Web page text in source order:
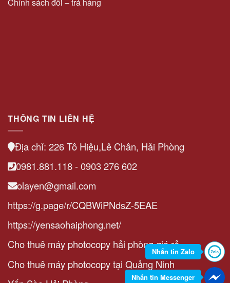
Tại
THÔNG TIN LIÊN HỆ
Địa chỉ: 226 Tô Hiệu,Lê Chân, Hải Phòng
0981.881.118 - 0903 276 602
olayen@gmail.com
https://g.page/r/CQBWiPNdsZ-5EAE
https://yensaohaiphong.net/
Cho thuê máy photocopy hải phòng giá rẻ
Cho thuê máy photocopy tại Quảng Ninh
Nhắn tin Zalo
Nhắn tin Messenger